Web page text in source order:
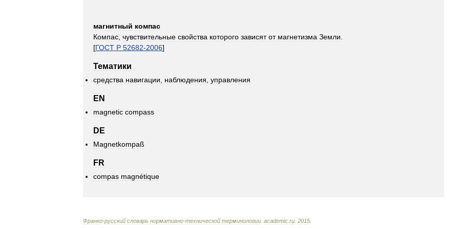
магнитный компас
Компас чувствительные свойства которого зависят от магнетизма Земли
[ГОСТ Р 52682-2006]
Тематики
средства навигации наблюдения управления
EN
magnetic compass
DE
Magnetkompaß
FR
compas magnétique
Франко-русский словарь нормативно-технической терминологии academic ru 2015